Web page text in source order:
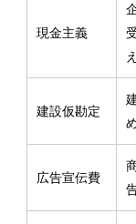
現金主義
建設仮勘定
広告宣伝費